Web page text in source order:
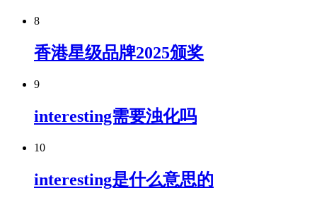
8
香港星级品牌2025颁奖
9
interesting需要浊化吗
10
interesting是什么意思的